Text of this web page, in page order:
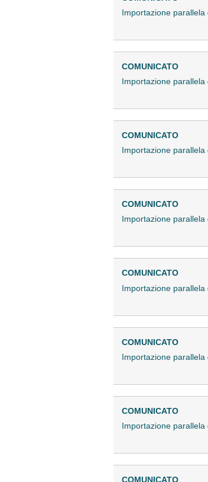
Importazione
COMUNICATO
Importazione
COMUNICATO
Importazione
COMUNICATO
Importazione
COMUNICATO
Importazione
COMUNICATO
Importazione
COMUNICATO
Importazione
COMUNICATO